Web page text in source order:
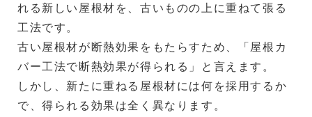
れる新しい屋根材を、古いものの上に重ねて張る
工法です。
古い屋根材が断熱効果をもたらすため、「屋根カ
バー工法で断熱効果が得られる」と言えます。
しかし、新たに重ねる屋根材には何を採用するか
で、得られる効果は全く異なります。